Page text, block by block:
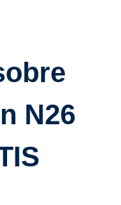
N26